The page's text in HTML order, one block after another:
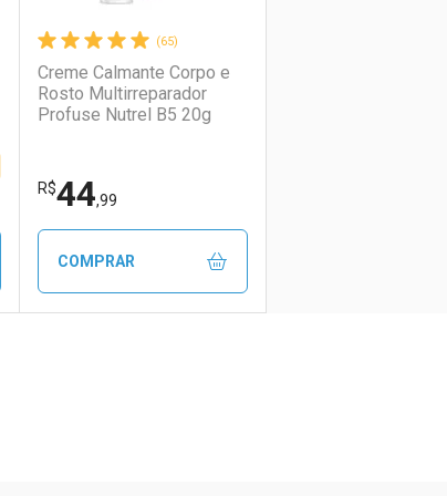
(65)
Creme Calmante Corpo e
Rosto Multirreparador
Profuse Nutrel B5 20g
R$44,99
COMPRAR